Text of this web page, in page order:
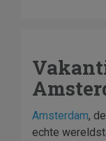
Amsterdam,
echte